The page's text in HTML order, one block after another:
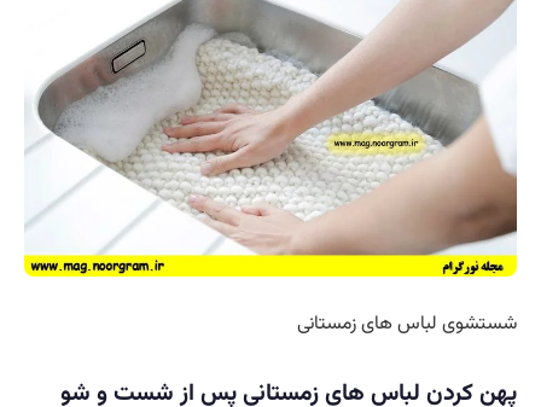
شستشوی لباس های زمستانی
پهن کردن لباس های زمستانی پس از شست و شو